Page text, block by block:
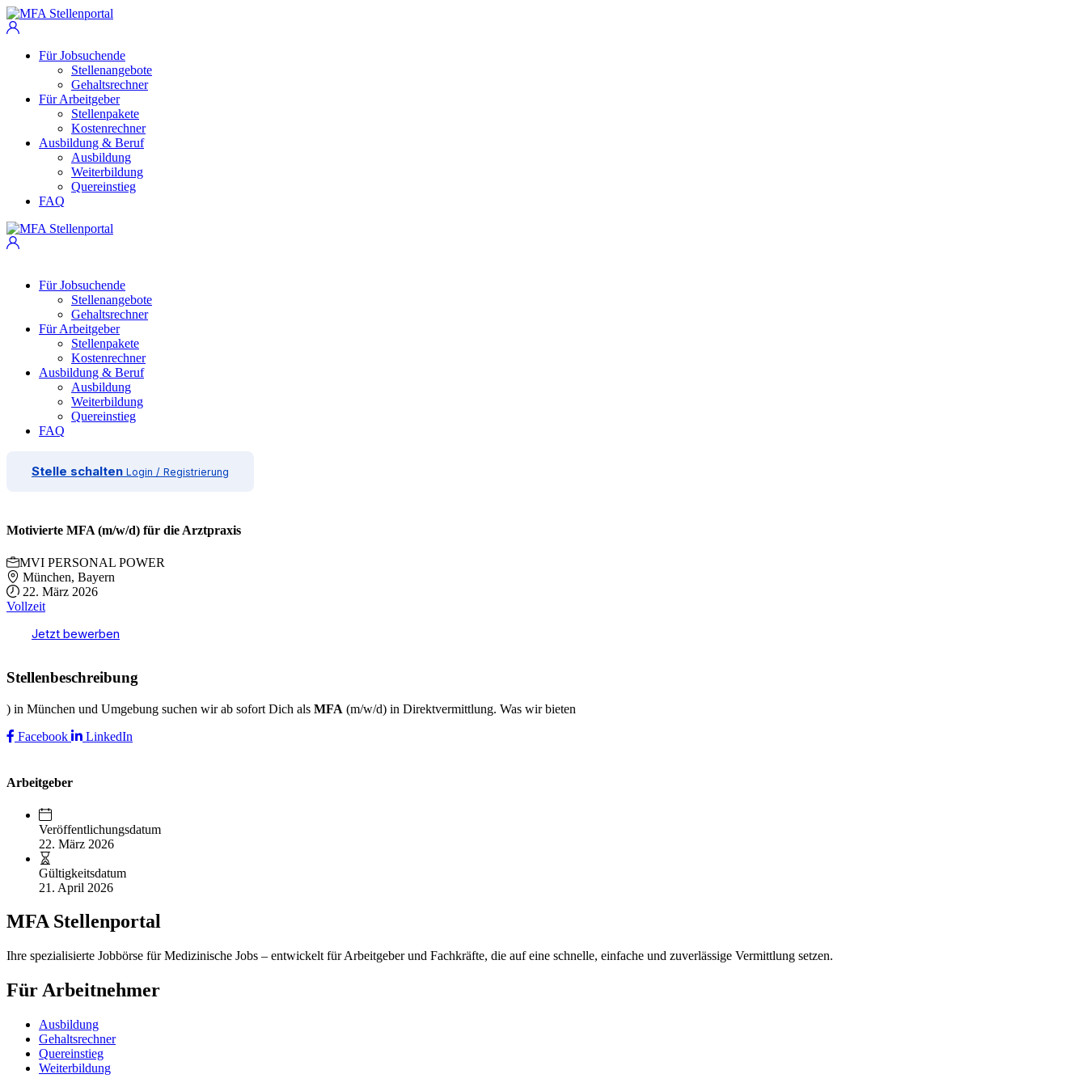
Für Jobsuchende
Stellenangebote
Gehaltsrechner
Für Arbeitgeber
Stellenpakete
Kostenrechner
Ausbildung & Beruf
Ausbildung
Weiterbildung
Quereinstieg
FAQ
Für Jobsuchende
Stellenangebote
Gehaltsrechner
Für Arbeitgeber
Stellenpakete
Kostenrechner
Ausbildung & Beruf
Ausbildung
Weiterbildung
Quereinstieg
FAQ
Stelle schalten Login / Registrierung
Motivierte MFA (m/w/d) für die Arztpraxis
MVI PERSONAL POWER
München, Bayern
22. März 2026
Vollzeit
Jetzt bewerben
Stellenbeschreibung
) in München und Umgebung suchen wir ab sofort Dich als MFA (m/w/d) in Direktvermittlung. Was wir bieten
Facebook
LinkedIn
Arbeitgeber
Veröffentlichungsdatum
22. März 2026
Gültigkeitsdatum
21. April 2026
MFA Stellenportal
Ihre spezialisierte Jobbörse für Medizinische Jobs – entwickelt für Arbeitgeber und Fachkräfte, die auf eine schnelle, einfache und zuverlässige Vermittlung setzen.
Für Arbeitnehmer
Ausbildung
Gehaltsrechner
Quereinstieg
Weiterbildung